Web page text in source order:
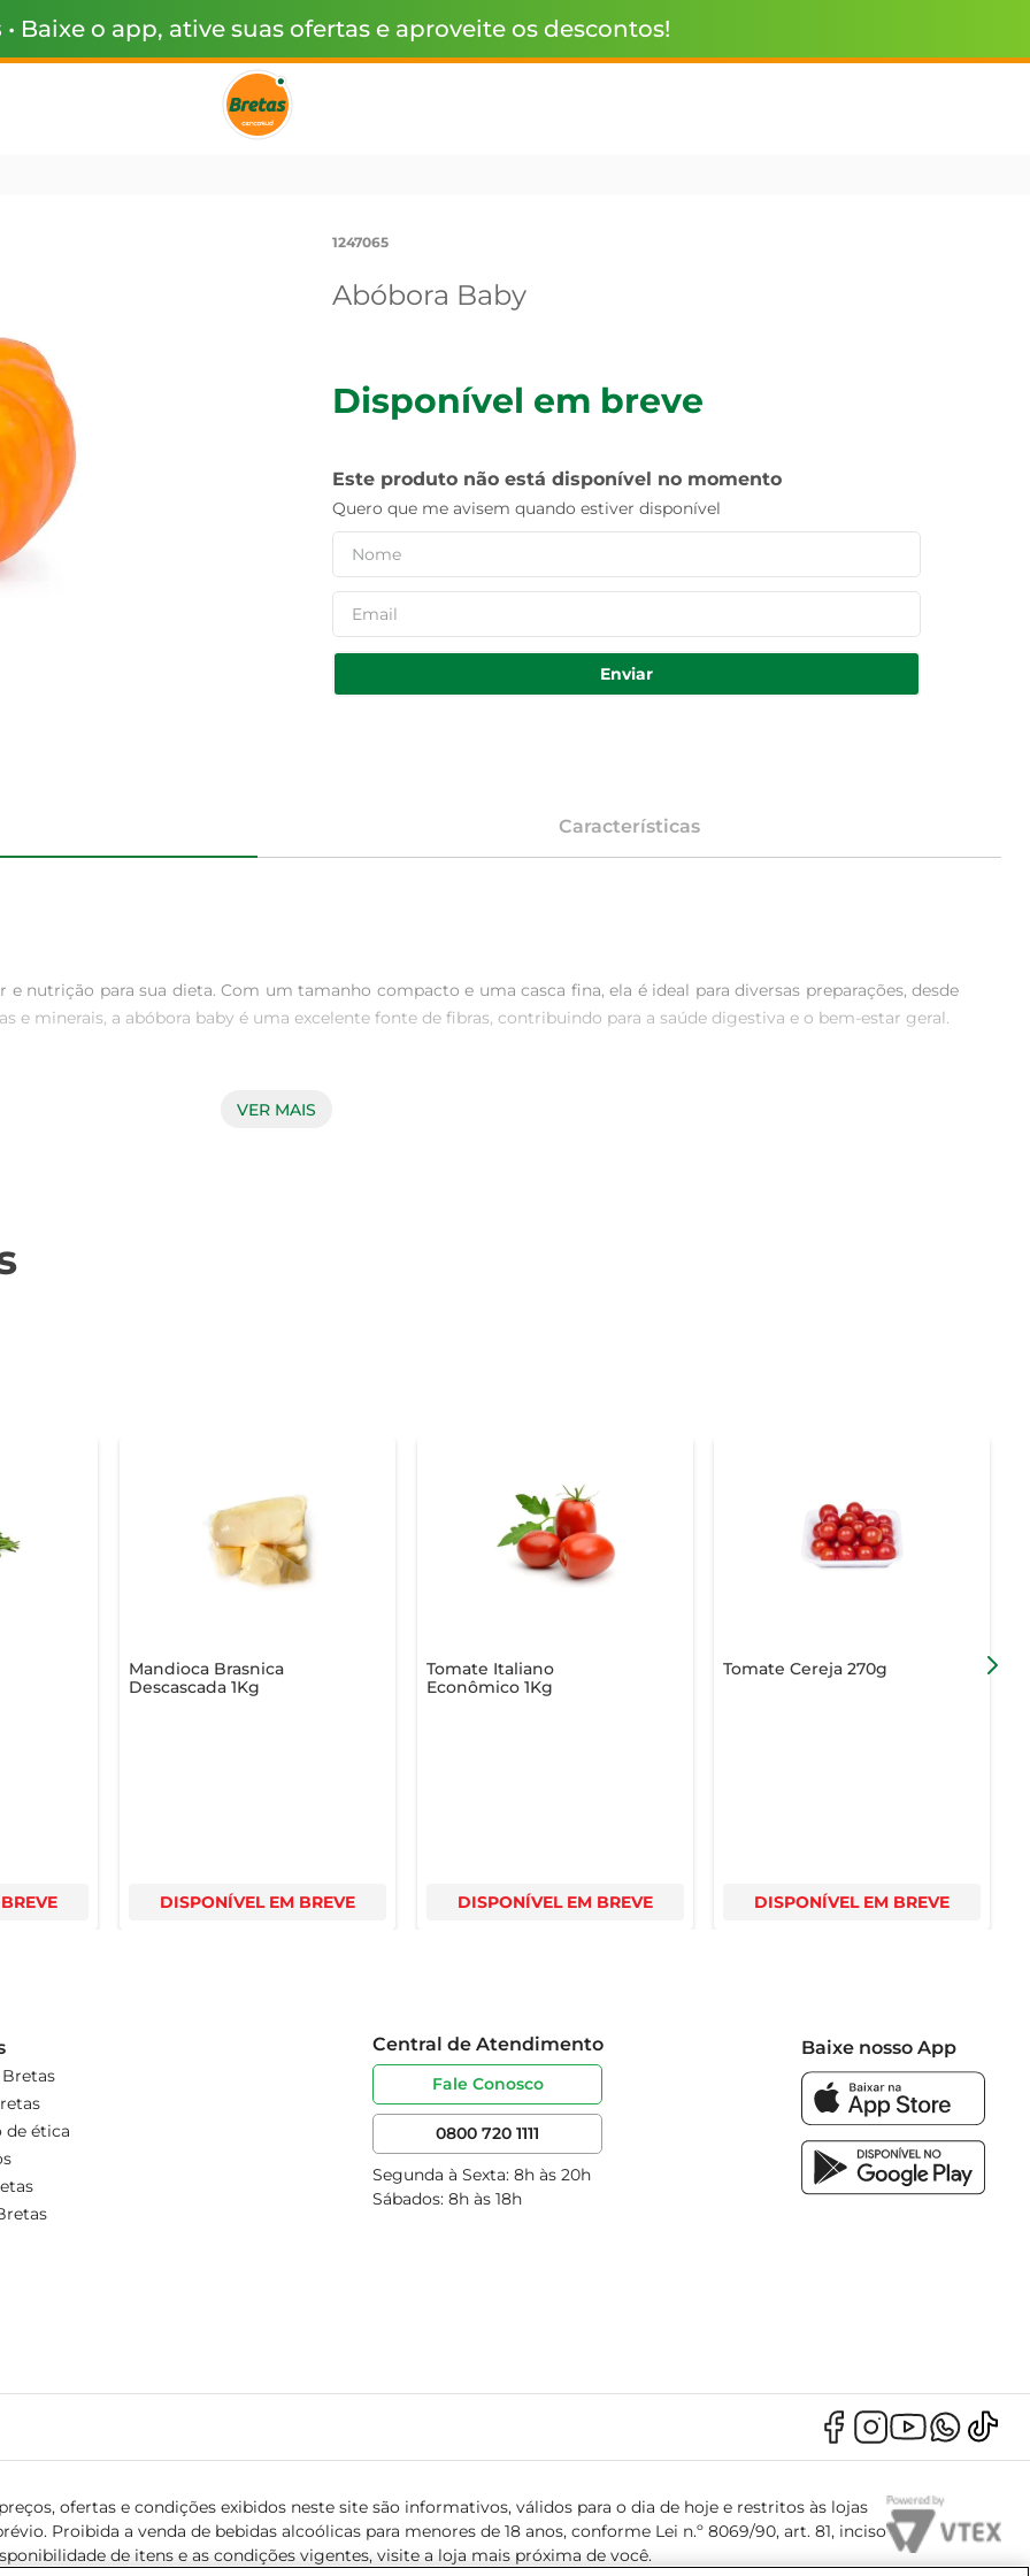
• Baixe o app, ative suas ofertas e aproveite os descontos!
1247065
Abóbora Baby
Disponível em breve
Este produto não está disponível no momento
Quero que me avisem quando estiver disponível
Enviar
Características
nutrição para sua dieta. Com um tamanho compacto e uma casca fina, ela é ideal para diversas preparações, desde
e minerais, a abóbora baby é uma excelente fonte de fibras, contribuindo para a saúde digestiva e o bem-estar geral.
e textura macia, que se mantém mesmo após o cozimento. Além de ser uma opção saudável, a abóbora baby é baixa
purês cremosos que podem acompanhar carnes ou serem servidos como prato principal em refeições
VER MAIS
Mandioca Brasnica
Descascada 1Kg
DISPONÍVEL EM BREVE
Tomate Italiano
Econômico 1Kg
DISPONÍVEL EM BREVE
Tomate Cereja 270g
DISPONÍVEL EM BREVE
de ética
Central de Atendimento
Fale Conosco
0800 720 1111
Segunda à Sexta: 8h às 20h
Sábados: 8h às 18h
Baixe nosso App
ofertas e condições exibidos neste site são informativos, válidos para o dia de hoje e restritos às lojas
Proibida a venda de bebidas alcoólicas para menores de 18 anos, conforme Lei n.º 8069/90, art. 81, inciso
de itens e as condições vigentes, visite a loja mais próxima de você.